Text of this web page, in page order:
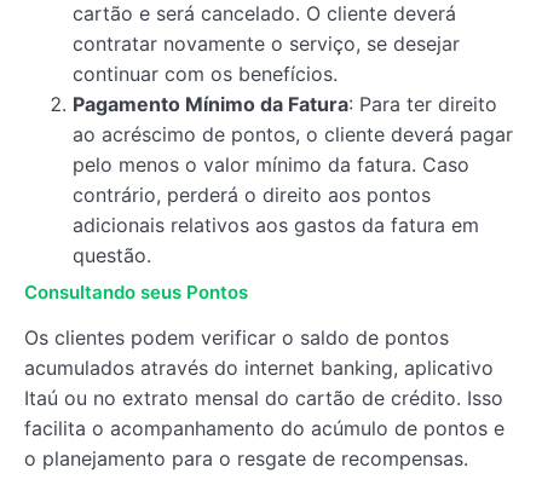
cartão e será cancelado. O cliente deverá
contratar novamente o serviço, se desejar
continuar com os benefícios.
Pagamento Mínimo da Fatura: Para ter direito
ao acréscimo de pontos, o cliente deverá pagar
pelo menos o valor mínimo da fatura. Caso
contrário, perderá o direito aos pontos
adicionais relativos aos gastos da fatura em
questão.
Consultando seus Pontos
Os clientes podem verificar o saldo de pontos
acumulados através do internet banking, aplicativo
Itaú ou no extrato mensal do cartão de crédito. Isso
facilita o acompanhamento do acúmulo de pontos e
o planejamento para o resgate de recompensas.